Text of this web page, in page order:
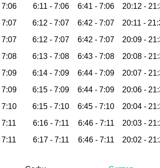
7:06 6:11 - 7:06 6:41 - 7:06 20:12 -
7:07 6:12 - 7:07 6:42 - 7:07 20:11 -
7:07 6:12 - 7:07 6:42 - 7:07 20:09 -
7:08 6:13 - 7:08 6:43 - 7:08 20:08 -
7:09 6:14 - 7:09 6:44 - 7:09 20:07 -
7:09 6:15 - 7:09 6:44 - 7:09 20:06 -
7:10 6:15 - 7:10 6:45 - 7:10 20:04 -
7:11 6:16 - 7:11 6:46 - 7:11 20:03 -
7:11 6:17 - 7:11 6:46 - 7:11 20:02 -